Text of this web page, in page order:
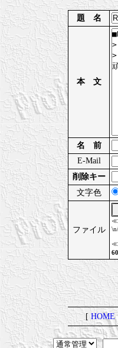
題 名
本 文
名 前
E-Mail
削除キー
文字色
ファイル
≪
\n/
≪
[ HOME